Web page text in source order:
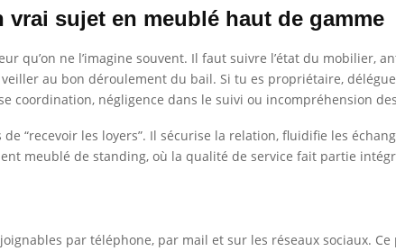
sujet en meublé haut de gamme
qu’on ne l’imagine souvent. Il faut suivre l’état du mobilier,
au bon déroulement du bail. Si tu es propriétaire,
coordination, négligence dans le suivi ou incompréhension
“recevoir les loyers”. Il sécurise la relation, fluidifie les
meublé de standing, où la qualité de service fait partie
par téléphone, par mail et sur les réseaux sociaux.